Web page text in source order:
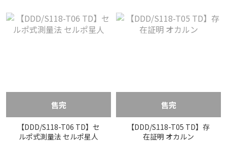
售完
【DDD/S118-T06 TD】セ
ルポ式測量法 セルポ星人
售完
【DDD/S118-T05 TD】存
在証明 オカルン